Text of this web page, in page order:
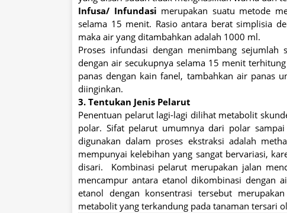
Infusa/ Infundasi merupakan suatu metode
selama 15 menit. Rasio antara berat simplisia
maka air yang ditambahkan adalah 1000 ml.
Proses infundasi dengan menimbang
dengan air secukupnya selama 15 menit
panas dengan kain fanel, tambahkan air panas
diinginkan.
3. Tentukan Jenis Pelarut
Penentuan pelarut lagi-lagi dilihat metabolit
polar. Sifat pelarut umumnya dari polar
digunakan dalam proses ekstraksi adalah
mempunyai kelebihan yang sangat bervariasi,
disari. Kombinasi pelarut merupakan jalan
mencampur antara etanol dikombinasi dengan
etanol dengan konsentrasi tersebut
metabolit yang terkandung pada tanaman tersari